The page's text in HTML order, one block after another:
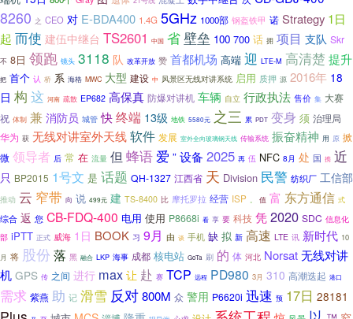
8260 之 CEO 对 E-BDA400 1.4G 5GHz 1000部 钢盔铁甲 诺 Strategy 1日
起 而使 建伍中继台 TS2601 中国 省壁垒 100 700 话 拥 项目 支队 Skr
不 8日 领跑 镜头 3118 队 改革开放 赞 首都机场 高端 迎 LTE-M 高清楚 提升
把 首个 认 桥 系 海格 MWC 大型 建设 中 风景区无线对讲系统 启用 质押 源 2016年 18
日 构 这 河南 疏散 EP682 高保真 防爆对讲机 车辆 自立 行政执法 售价 集 大赛
祝 体制 兼 消防员 城管 快终端 13级 地铁 5580元 之三 累 PDT 变身 须 治理局
华为 获 无线对讲室外天线软件 发展 室外全向玻璃钢天线 传输系统 振奋精神 用 原 掀
微 领导者 后 常 在 流量 但 蜂语爱 ” 设备 2025 再 伍 NFC 8月 处 国 携 近
只 BP2015 1号文 是 话题 QH-1327 江西省 天 Division 民警 纺织厂 工信部
推动 云 窄带 向 说 499元 建 TS-8400 比 摩托罗拉 经营 ISP 值 富 东方通信 式
综合 返 您 CB-FDQ-400 电用 使用 P8668i 看 享 要 科技 凭2020 SDC 信息化
部 iPTT 正式 威海 1日 BOOK 习 9月 由 谈 手机 缺 拟 新 高速 LTE 讯 新时代 10
月 将 股份 落 黑 融合 LKP 海事 成都 核电站 GoTa 刷 的 体 河北 Norsat无线对讲
机 GPS 传 之间 进行 max 让 赴 赛 TCP 远程 PD980 3月 310 高潮迭起 港口
需求 紫燕 助 记 滑雪 反对800M 众 警用 P6620i 迅速 预 17日 28181